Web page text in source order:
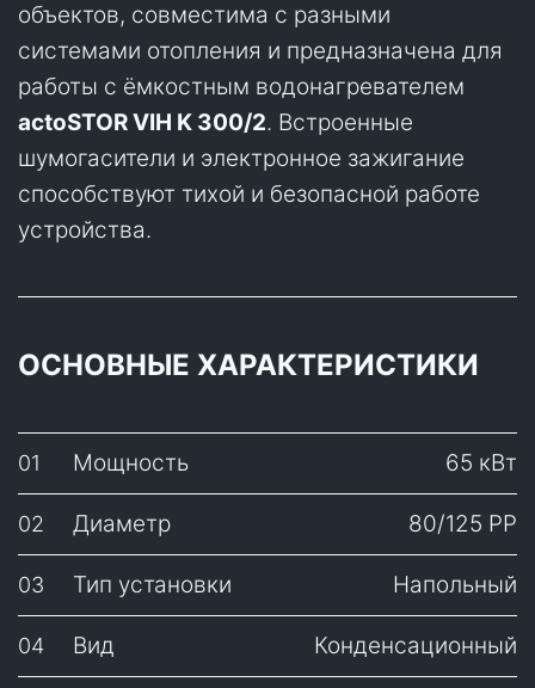
объектов, совместима с разными
системами отопления и предназначена для
работы с ёмкостным водонагревателем
actoSTOR VIH K 300/2. Встроенные
шумогасители и электронное зажигание
способствуют тихой и безопасной работе
устройства.
ОСНОВНЫЕ ХАРАКТЕРИСТИКИ
01 Мощность 65 кВт
02 Диаметр 80/125 PP
03 Тип установки Напольный
04 Вид Конденсационный